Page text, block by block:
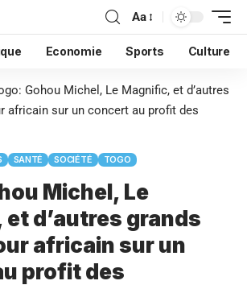
Aa
Economie Sports Culture
Gohou Michel, Le Magnific, et d’autres
africain sur un concert au profit des
SANTÉ SOCIÉTÉ TOGO
Michel, Le
d’autres grands
africain sur un
profit des